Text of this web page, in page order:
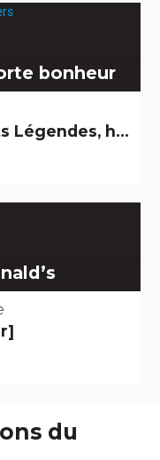
bonheur
histoires & Trésors
du